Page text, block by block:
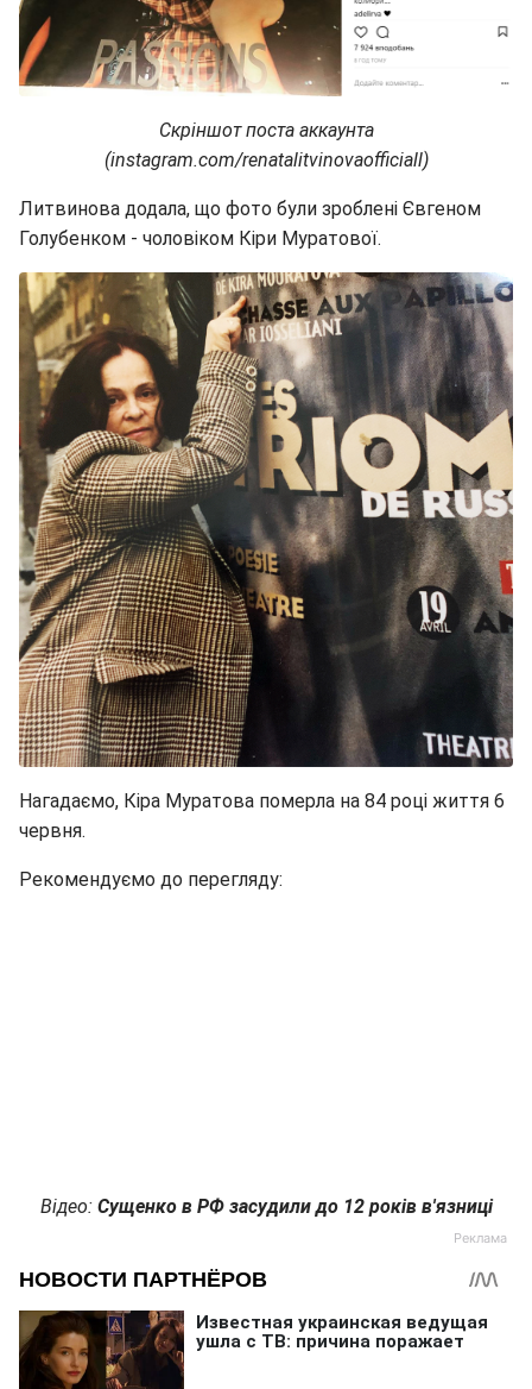
Скріншот поста аккаунта
(instagram.com/renatalitvinovaofficiall)
Литвинова додала, що фото були зроблені Євгеном
Голубенком - чоловіком Кіри Муратової.
Нагадаємо, Кіра Муратова померла на 84 році життя 6
червня.
Рекомендуємо до перегляду:
Відео: Сущенко в РФ засудили до 12 років в'язниці